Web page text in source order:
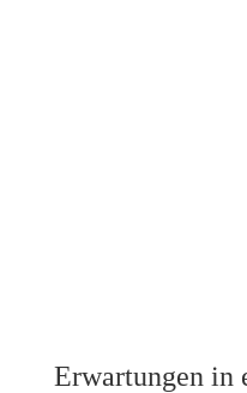
Erwartungen in